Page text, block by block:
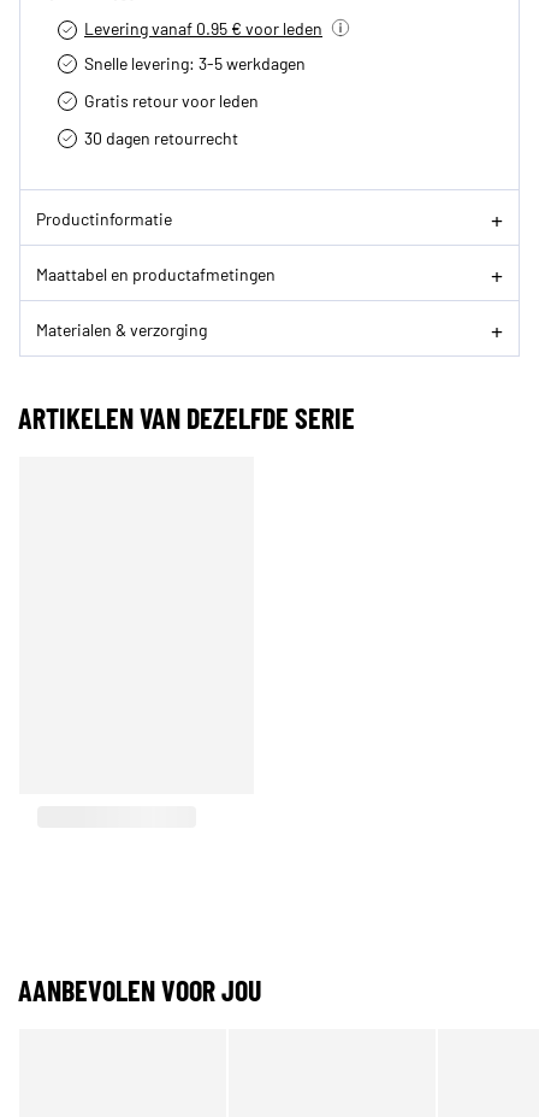
Levering vanaf 0.95 € voor leden
Snelle levering: 3-5 werkdagen
Gratis retour voor leden
30 dagen retourrecht­
Productinformatie
Maattabel en productafmetingen
Materialen & verzorging
ARTIKELEN VAN DEZELFDE SERIE
AANBEVOLEN VOOR JOU